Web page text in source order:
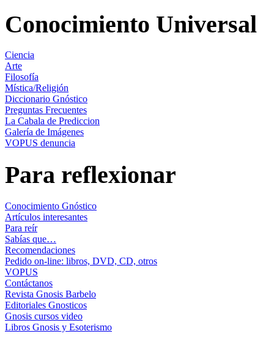
Conocimiento Universal
Ciencia
Arte
Filosofía
Mística/Religión
Diccionario Gnóstico
Preguntas Frecuentes
La Cabala de Prediccion
Galería de Imágenes
VOPUS denuncia
Para reflexionar
Conocimiento Gnóstico
Artículos interesantes
Para reír
Sabías que…
Recomendaciones
Pedido on-line: libros, DVD, CD, otros
VOPUS
Contáctanos
Revista Gnosis Barbelo
Editoriales Gnosticos
Gnosis cursos video
Libros Gnosis y Esoterismo